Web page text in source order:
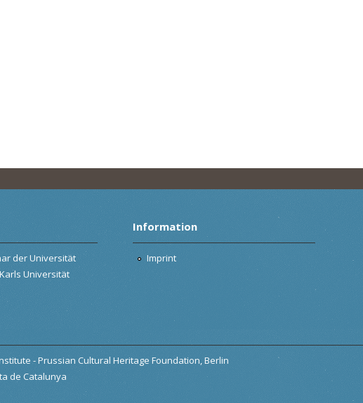
der Universität
Universität
Information
Imprint
- Prussian Cultural Heritage Foundation, Berlin
de Catalunya